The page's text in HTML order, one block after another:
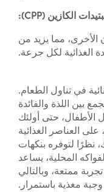
الأخرى، مما يزيد من
الغذائية لكل جرعة.
في تناول الطعام.
بحيث يجمع بين اللذة والفائدة
الأطفال، حتى أولئك
على العناصر الغذائية
نظرًا لتوفره بنكهات
المحلية، يساعد
ممتعة، وبالتالي
مغذية باستمرار.